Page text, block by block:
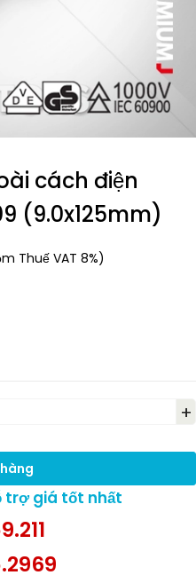
cách điện
(9.0x125mm)
Thuế VAT 8%)
+
trợ giá tốt nhất